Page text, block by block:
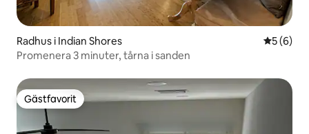
Radhus i Indian Shores 5 av 5 i
5 (6)
Promenera 3 minuter, tårna i sanden
Gästfavorit
Gästfavorit